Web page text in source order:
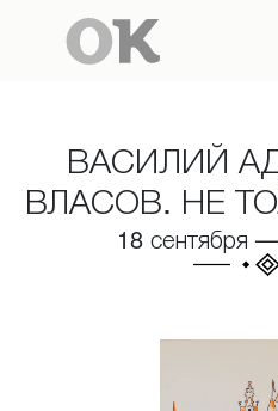
ВАСИЛИЙ
ВЛАСОВ. НЕ
18 сентября —